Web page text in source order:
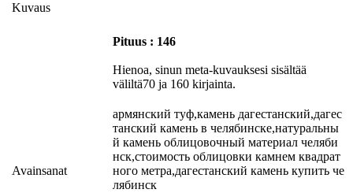
Kuvaus
Pituus : 146
Hienoa, sinun meta-kuvauksesi sisältää
väliltä70 ja 160 kirjainta.
Avainsanat
армянский туф,камень дагестанский,дагес
танский камень в челябинске,натуральны
й камень облицовочный материал челяби
нск,стоимость облицовки камнем квадрат
ного метра,дагестанский камень купить че
лябинск